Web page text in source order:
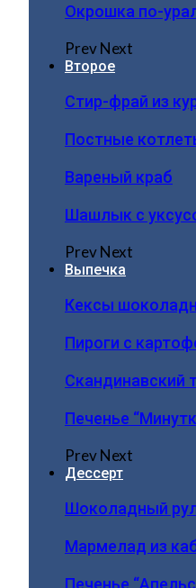
Окрошка по-
PrevNext
Второе
Стир-фрай из
Постные
Вареный краб
Шашлык с
PrevNext
Выпечка
Кексы
Пироги c
Скандинавский
Печенье
PrevNext
Дессерт
Шоколадный
Мармелад из
Печенье